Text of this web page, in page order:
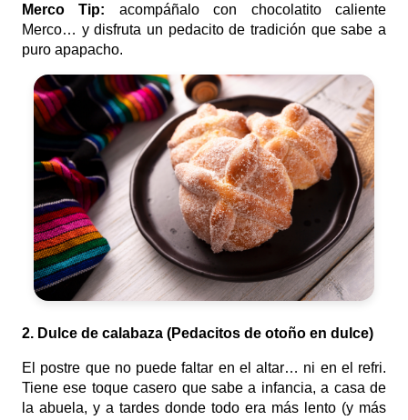
Merco Tip: acompáñalo con chocolatito caliente
Merco… y disfruta un pedacito de tradición que sabe a
puro apapacho.
2. Dulce de calabaza (Pedacitos de otoño en dulce)
El postre que no puede faltar en el altar… ni en el refri.
Tiene ese toque casero que sabe a infancia, a casa de
la abuela, y a tardes donde todo era más lento (y más